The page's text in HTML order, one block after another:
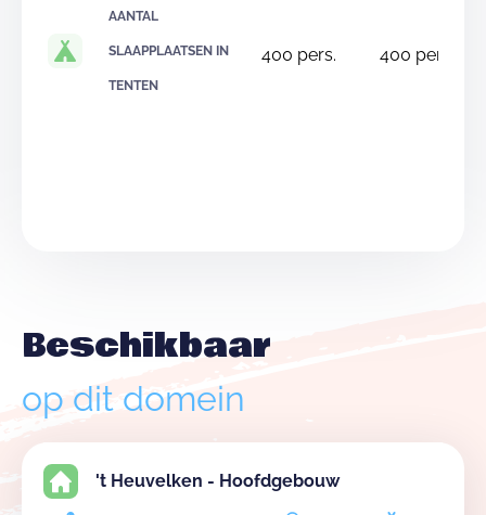
AANTAL
SLAAPPLAATSEN IN
TENTEN
400 pers. 400 pers.
Beschikbaar
op dit domein
't Heuvelken - Hoofdgebouw